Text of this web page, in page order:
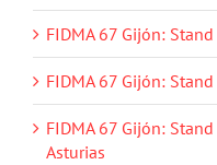
FIDMA 67 Gijón:
FIDMA 67 Gijón:
FIDMA 67 Gijón:
Asturias